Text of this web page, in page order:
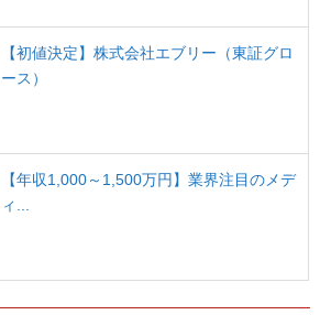
【初値決定】株式会社エブリー（東証グロ
ース）
【年収1,000～1,500万円】業界注目のメデ
ィ...